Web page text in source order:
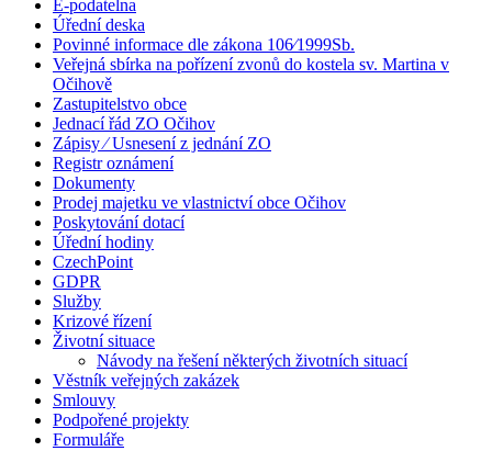
E-podatelna
Úřední deska
Povinné informace dle zákona 106⁄1999Sb.
Veřejná sbírka na pořízení zvonů do kostela sv. Martina v
Očihově
Zastupitelstvo obce
Jednací řád ZO Očihov
Zápisy ⁄ Usnesení z jednání ZO
Registr oznámení
Dokumenty
Prodej majetku ve vlastnictví obce Očihov
Poskytování dotací
Úřední hodiny
CzechPoint
GDPR
Služby
Krizové řízení
Životní situace
Návody na řešení některých životních situací
Věstník veřejných zakázek
Smlouvy
Podpořené projekty
Formuláře